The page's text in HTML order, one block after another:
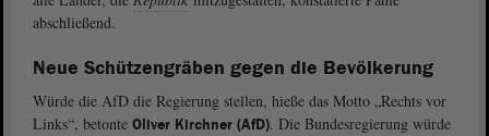
abschließend.
Neue Schützengräben gegen die Bevölkerung
Würde die AfD die Regierung stellen, hieße das Motto „Rechts vor
Links“, betonte Oliver Kirchner (AfD). Die Bundesregierung würde